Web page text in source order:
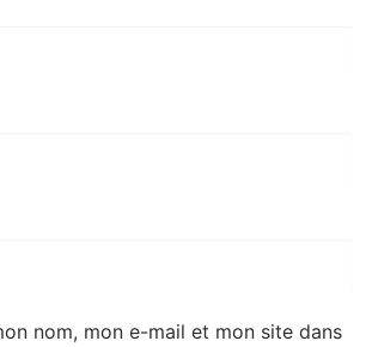
nom, mon e-mail et mon site dans